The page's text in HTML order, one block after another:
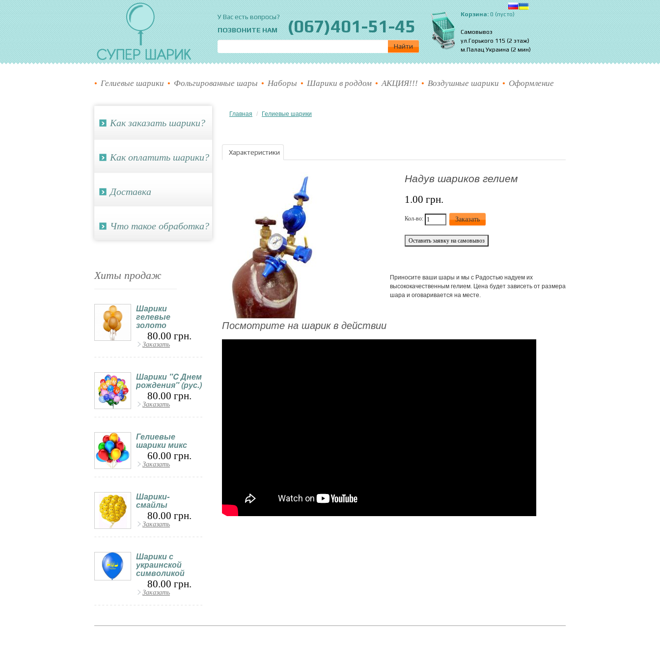
Супер шарик
У Вас есть вопросы?
ПОЗВОНИТЕ НАМ
(067)401-51-45
Корзина:0 (пусто)
Самовывоз
ул.Горького 115 (2 этаж)
м.Палац Украина (2 мин)
Гелиевые шарики Фольгированные шары Наборы Шарики в роддом АКЦИЯ!!! Воздушные шарики Оформление
Главная Гелиевые шарики
Характеристики
Надув шариков гелием
1.00 грн.
Кол-во: Заказать
Приносите ваши шары и мы с Радостью надуем их
высококачественным гелием. Цена будет зависеть от размера
шара и оговаривается на месте.
Посмотрите на шарик в действии
Как заказать шарики?
Как оплатить шарики?
Доставка
Что такое обработка?
Хиты продаж
Шарики
гелевые
золото
80.00 грн.
Заказать
Шарики "C Днем
рождения" (рус.)
80.00 грн.
Заказать
Гелиевые
шарики микс
60.00 грн.
Заказать
Шарики-
смайлы
80.00 грн.
Заказать
Шарики с
украинской
символикой
80.00 грн.
Заказать